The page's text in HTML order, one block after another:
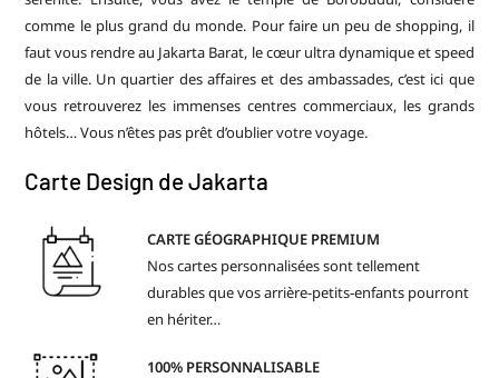
comme le plus grand du monde. Pour faire un peu de shopping, il
faut vous rendre au Jakarta Barat, le cœur ultra dynamique et speed
de la ville. Un quartier des affaires et des ambassades, c’est ici que
vous retrouverez les immenses centres commerciaux, les grands
hôtels… Vous n’êtes pas prêtd’oublier votre voyage.
Carte Design de Jakarta
CARTE GÉOGRAPHIQUE PREMIUM
Nos cartes personnalisées sont tellement
durables que vos arrière-petits-enfants pourront
en hériter…
100% PERSONNALISABLE